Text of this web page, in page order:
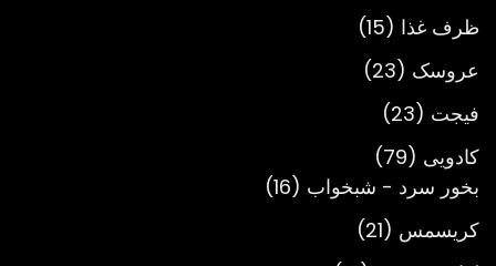
ظرف غذا 15
15
محصول
عروسک 23
23
فیجت 23
23
محصول
کادویی 79
79
محصول
بخور سرد - شبخواب 16
16
کریسمس 21
21
محصول